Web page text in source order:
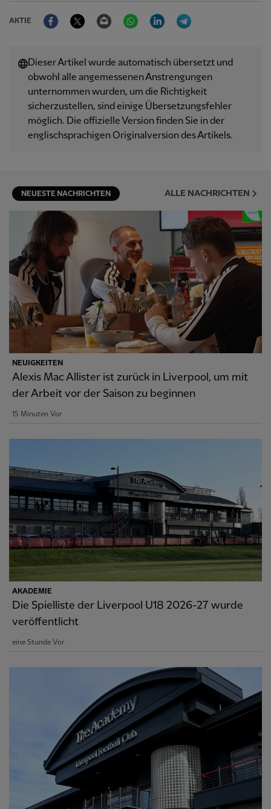
AKTIE
FacebookTwitter Email WhatsAppLinkedIn
Dieser Artikel wurde automatisch übersetzt und
obwohl alle angemessenen Anstrengungen
unternommen wurden, um die Richtigkeit
sicherzustellen, sind einige Übersetzungsfehler
möglich. Die offizielle Version finden Sie in der
englischsprachigen Originalversion des Artikels.
NEUESTE NACHRICHTEN ALLE NACHRICHTEN
NEUIGKEITEN
Alexis Mac Allister ist zurück in Liverpool, um mit
der Arbeit vor der Saison zu beginnen
15 Minuten Vor
AKADEMIE
Die Spielliste der Liverpool U18 2026-27 wurde
veröffentlicht
eine Stunde Vor